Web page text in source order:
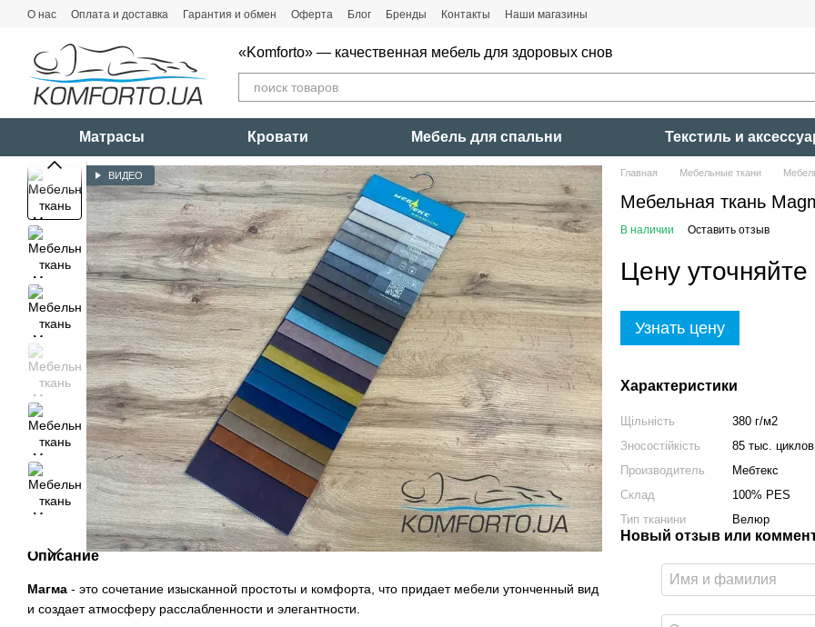
Перейти к основному контенту
О нас Оплата и доставка Гарантия и обмен Оферта Блог Бренды Контакты Наши магазины
«Komforto» — качественная мебель для здоровых снов
Матрасы Кровати Мебель для спальни Текстиль и
ВИДЕО
Описание
Магма - это сочетание изысканной простоты и комфорта, что придает мебели утонченный вид
и создает атмосферу расслабленности и элегантности.
Главная Мебельные ткани
Мебельная ткань
В наличии Оставить отзыв
Цену уточняйте
Узнать цену
Характеристики
Щільність
380 г/м2
Зносостійкість
85 тыс. циклов
Производитель
Мебтекс
Склад
100% PES
Тип тканини
Велюр
Новый отзыв или